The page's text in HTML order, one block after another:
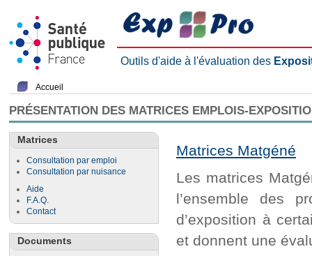
Outils d'aide à l'évaluation des
Accueil
PRÉSENTATION DES MATRICES EMPLOIS-
Matrices
Consultation par emploi
Consultation par nuisance
Aide
F.A.Q.
Contact
Documents
Matrices Matgéné
Les matrices
l’ensemble des
d’exposition à
et donnent une